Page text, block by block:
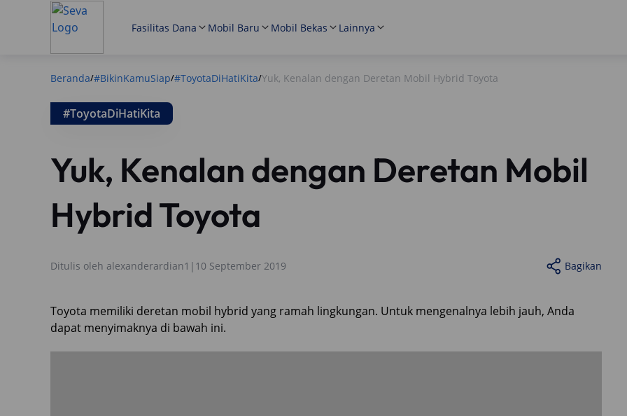
Fasilitas Dana Mobil Baru Mobil Bekas Lainnya
Beranda/#BikinKamuSiap/#ToyotaDiHatiKita/Yuk, Kenalan dengan Deretan Mobil Hybrid Toyota
#ToyotaDiHatiKita
Yuk, Kenalan dengan Deretan Mobil
Hybrid Toyota
Ditulis oleh alexanderardian1 | 10 September 2019 Bagikan
Toyota memiliki deretan mobil hybrid yang ramah lingkungan. Untuk mengenalnya lebih jauh, Anda
dapat menyimaknya di bawah ini.